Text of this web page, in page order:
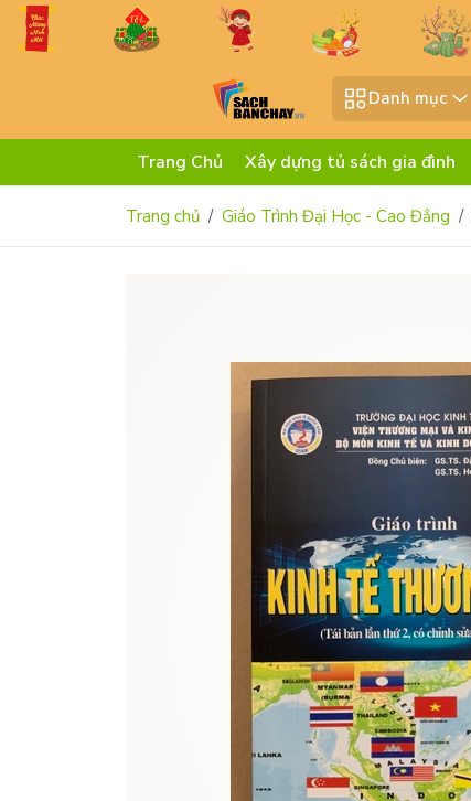
Danh mục
Trang Chủ Xây dựng tủ sách gia đình
Trang chủ Giáo Trình Đại Học - Cao Đẳng